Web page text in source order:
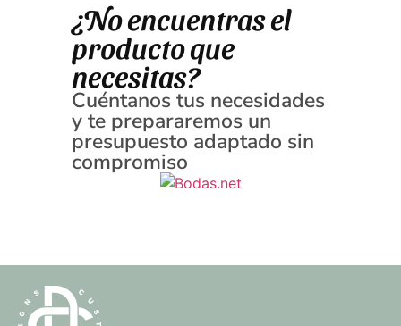
¿No encuentras el
producto que
necesitas?
Cuéntanos tus necesidades
y te prepararemos un
presupuesto adaptado sin
compromiso